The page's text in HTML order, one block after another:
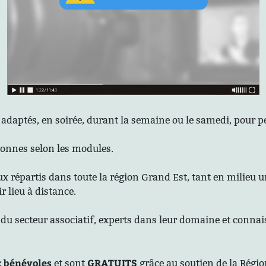
en soirée, durant la semaine ou le samedi, pour
selon les modules.
répartis dans toute la région Grand Est, tant en milieu
lieu à distance.
secteur associatif, experts dans leur domaine et
et sont GRATUITS grâce au soutien de la